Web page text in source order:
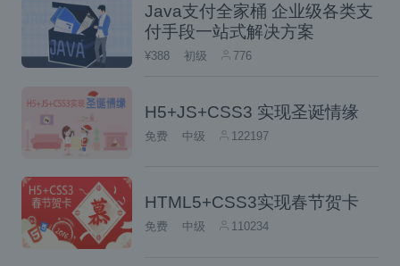
Java支付全家桶 企业级各类支
付手段一站式解决方案
¥388 初级 776
H5+JS+CSS3 实现圣诞情缘
免费 中级 122197
HTML5+CSS3实现春节贺卡
免费 中级 110234